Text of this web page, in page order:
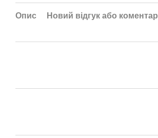
Опис Новий відгук або коментар